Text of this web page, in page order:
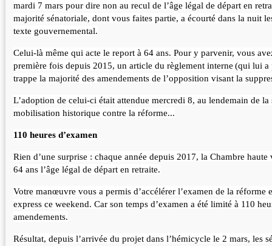
mardi 7 mars pour dire non au recul de l’âge légal de départ en
majorité sénatoriale, dont vous faites partie, a écourté dans la nuit
texte gouvernemental.
Celui-là même qui acte le report à 64 ans. Pour y parvenir, vous
première fois depuis 2015, un article du règlement interne (qui lui a
trappe la majorité des amendements de l’opposition visant la
L’adoption de celui-ci était attendue mercredi 8, au lendemain de
mobilisation historique contre la réforme...
110 heures d’examen
Rien d’une surprise : chaque année depuis 2017, la Chambre
64 ans l’âge légal de départ en retraite.
Votre manœuvre vous a permis d’accélérer l’examen de la réforme
express ce weekend. Car son temps d’examen a été limité à 110
amendements.
Résultat, depuis l’arrivée du projet dans l’hémicycle le 2 mars, les